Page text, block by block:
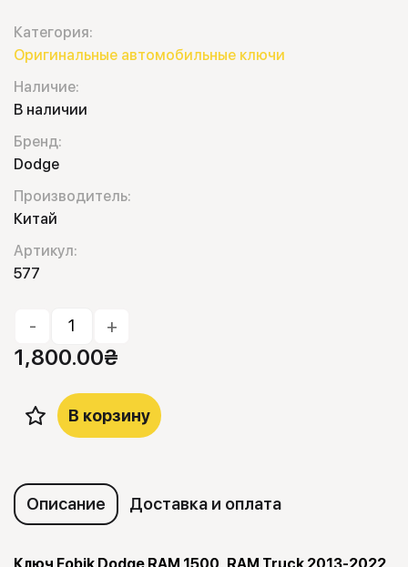
Категория:
Оригинальные автомобильные ключи
Наличие:
В наличии
Бренд:
Dodge
Производитель:
Китай
Артикул:
577
- +
1,800.00₴
В корзину
Описание Доставка и оплата